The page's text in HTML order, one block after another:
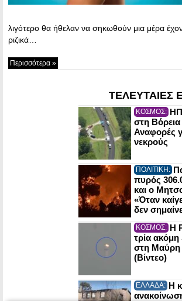
λιγότερο θα ήθελαν να σηκωθούν μια μέρα
ριζικά…
Περισσότερα »
ΤΕΛΕΥΤΑΙΕΣ
ΚΟΣΜΟΣ:
στη
Αναφορές
νεκρούς
ΠΟΛΙΤΙΚΗ:
πυρός
και ο
«Όταν
δεν
ΚΟΣΜΟΣ: Η
τρία ακόμη
στη
(Βίντεο)
ΕΛΛΑΔΑ: Η